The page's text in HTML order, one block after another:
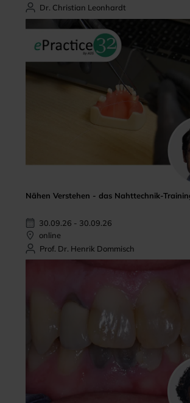
Dr. Christian Leonhardt
Nähen Verstehen - das Nahttechnik-
30.09.26 - 30.09.26
online
Prof. Dr. Henrik Dommisch